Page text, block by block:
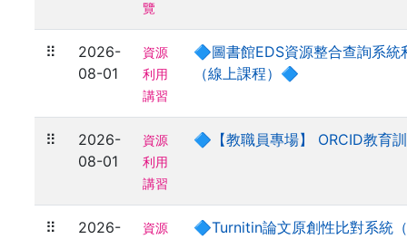
覽
⠿
2026-
08-01
資源
利用
講習
🔷圖書館EDS資源整合查詢系統
（線上課程）🔷
⠿
2026-
08-01
資源
利用
講習
🔷【教職員專場】 ORCID教育
⠿
2026-
資源
🔷Turnitin論文原創性比對系統